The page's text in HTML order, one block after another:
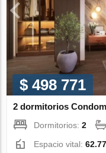
$ 498 771
2 dormitorios
Dormitorios:2
Espacio vital: